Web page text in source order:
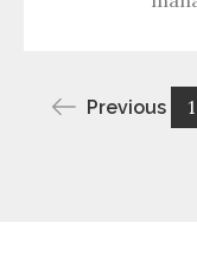
Previous 1